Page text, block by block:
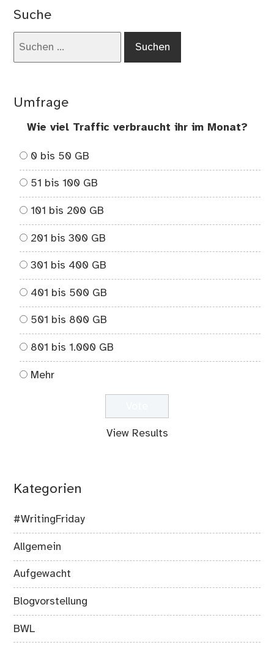
Suche
Umfrage
Wie viel Traffic verbraucht ihr im Monat?
0 bis 50 GB
51 bis 100 GB
101 bis 200 GB
201 bis 300 GB
301 bis 400 GB
401 bis 500 GB
501 bis 800 GB
801 bis 1.000 GB
Mehr
View Results
Kategorien
#WritingFriday
Allgemein
Aufgewacht
Blogvorstellung
BWL